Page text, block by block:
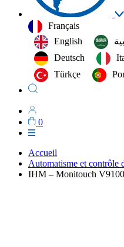
Français
English
Deutsch
Türkçe
0
Accueil
Automatisme et contrôle
IHM – Monitouch